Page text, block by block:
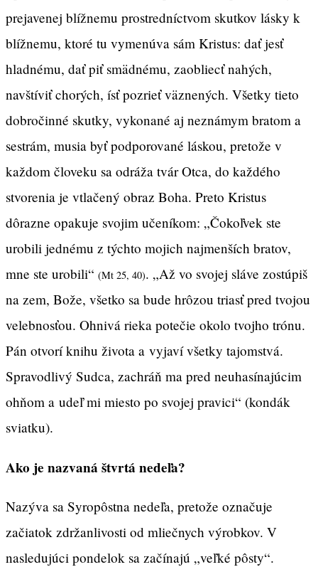
prejavenej blížnemu prostredníctvom skutkov lásky k
blížnemu, ktoré tu vymenúva sám Kristus: dať jesť
hladnému, dať piť smädnému, zaobliecť nahých,
navštíviť chorých, ísť pozrieť väznených. Všetky tieto
dobročinné skutky, vykonané aj neznámym bratom a
sestrám, musia byť podporované láskou, pretože v
každom človeku sa odráža tvár Otca, do každého
stvorenia je vtlačený obraz Boha. Preto Kristus
dôrazne opakuje svojim učeníkom: „Čokoľvek ste
urobili jednému z týchto mojich najmenších bratov,
mne ste urobili“ (Mt 25, 40). „Až vo svojej sláve zostúpiš
na zem, Bože, všetko sa bude hrôzou triasť pred tvojou
velebnosťou. Ohnivá rieka potečie okolo tvojho trónu.
Pán otvorí knihu života a vyjaví všetky tajomstvá.
Spravodlivý Sudca, zachráň ma pred neuhasínajúcim
ohňom a udeľ mi miesto po svojej pravici“ (kondák
sviatku).
Ako je nazvaná štvrtá nedeľa?
Nazýva sa Syropôstna nedeľa, pretože označuje
začiatok zdržanlivosti od mliečnych výrobkov. V
nasledujúci pondelok sa začínajú „veľké pôsty“.